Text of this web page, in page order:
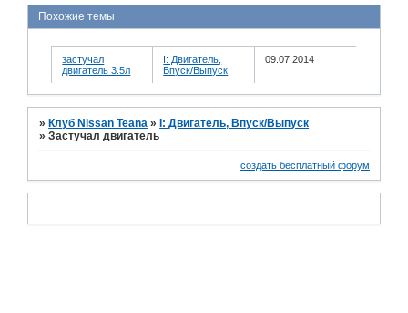
Похожие темы
застучал
двигатель 3.5л
I: Двигатель,
Впуск/Выпуск
09.07.2014
» Клуб Nissan Teana » I: Двигатель, Впуск/Выпуск
»Застучал двигатель
создать бесплатный форум